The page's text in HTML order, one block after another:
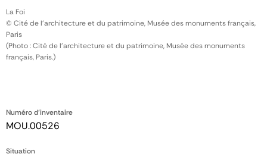
Numéro d'inventaire
MOU.00526
Situation
La Foi
© Cité de l'architecture et du patrimoine, Musée des monuments français,
Paris
(Photo : Cité de l'architecture et du patrimoine, Musée des monuments
français, Paris.)